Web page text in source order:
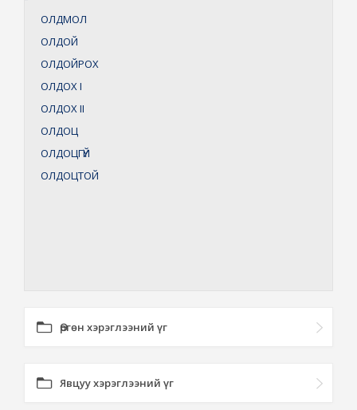
ОЛДМОЛ
ОЛДОЙ
ОЛДОЙРОХ
ОЛДОХI
ОЛДОХII
ОЛДОЦ
ОЛДОЦГҮЙ
ОЛДОЦТОЙ
Өргөн хэрэглээний үг
Явцуу хэрэглээний үг